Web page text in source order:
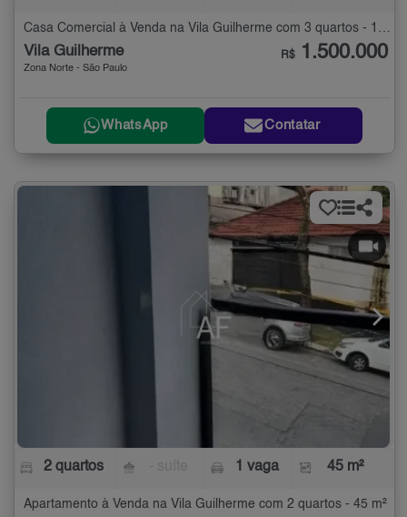
Casa Comercial à Venda na Vila Guilherme com 3 quartos - 184 m²
Vila Guilherme
Zona Norte - São Paulo
R$ 1.500.000
WhatsApp Contatar
2 quartos 1 vaga 45 m²
Apartamento à Venda na Vila Guilherme com 2 quartos - 45 m²